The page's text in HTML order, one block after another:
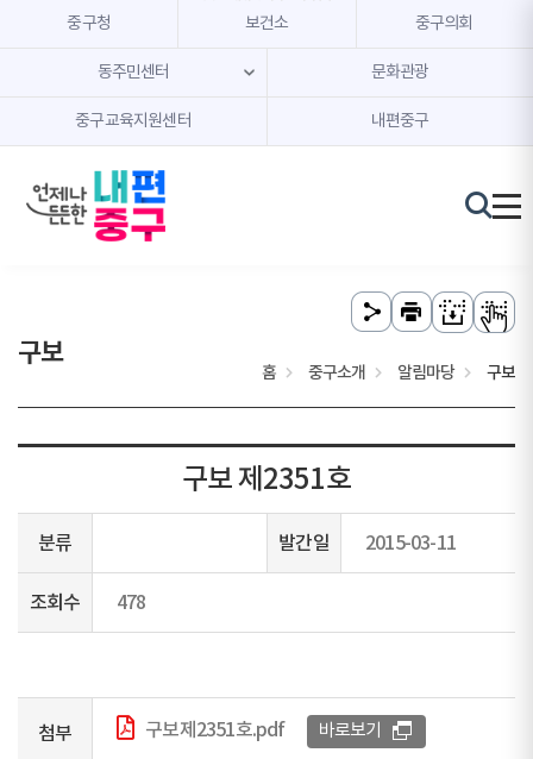
본문 내용 바로가기
주메뉴 바로가기
중구청 보건소 중구의회
동주민센터 문화관광
중구교육지원센터 내편중구
구보
홈 중구소개 알림마당 구보
구보 제2351호
분류 발간일 2015-03-11
조회수 478
첨부 구보제2351호.pdf 바로보기